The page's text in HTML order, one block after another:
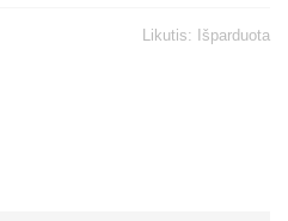
Likutis: Išparduota